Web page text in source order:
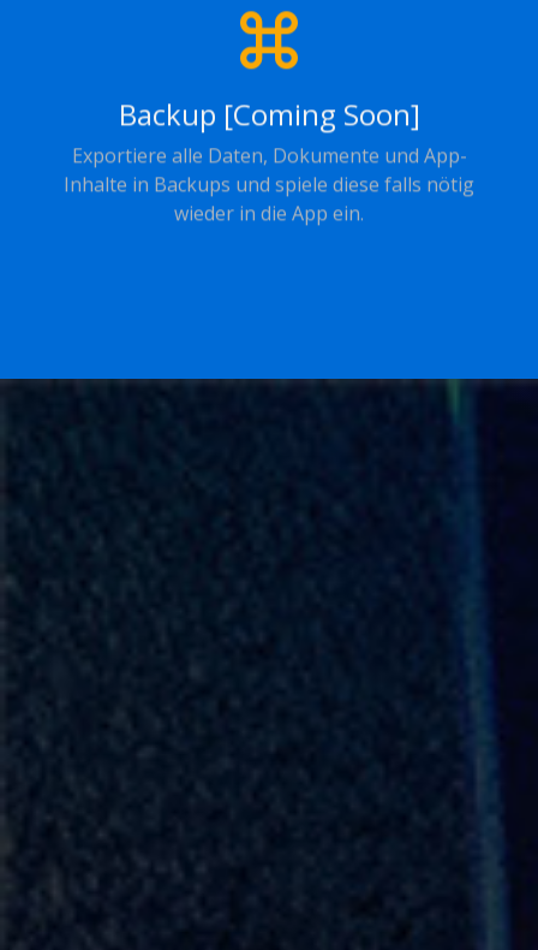
Backup [Coming Soon]
Exportiere alle Daten, Dokumente und App-
Inhalte in Backups und spiele diese falls nötig
wieder in die App ein.